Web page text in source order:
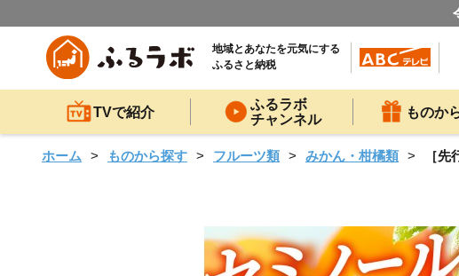
地域とあなたを元気にする
ふるさと納税
TVで紹介
ふるラボ
チャンネル
ものか
ホーム ものから探す フルーツ類 みかん・柑橘類 ［